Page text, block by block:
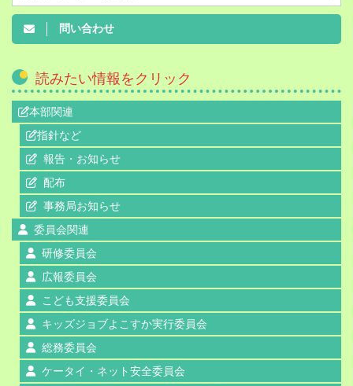
問い合わせ
読みたい情報をクリック
本部関連
指針など
報告・お知らせ
配布
事務局お知らせ
委員会関連
研修委員会
広報委員会
こども支援委員会
キッズジョブよこすか実行委員会
総務委員会
ケータイ・ネット安全委員会